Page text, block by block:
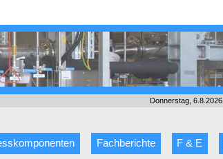
Donnerstag, 6.8.2026
Fachberichte F & E